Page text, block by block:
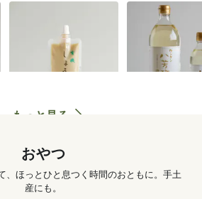
カンタン八芳
もっと見る
おやつ
、ほっとひと息つく時間のおともに。手土
産にも。